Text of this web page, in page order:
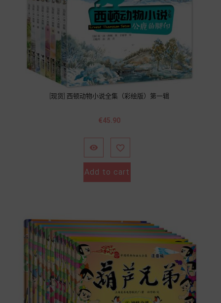
[现货] 西顿动物小说全集（彩绘版）第一辑
Price
€45.90
 
Add to cart